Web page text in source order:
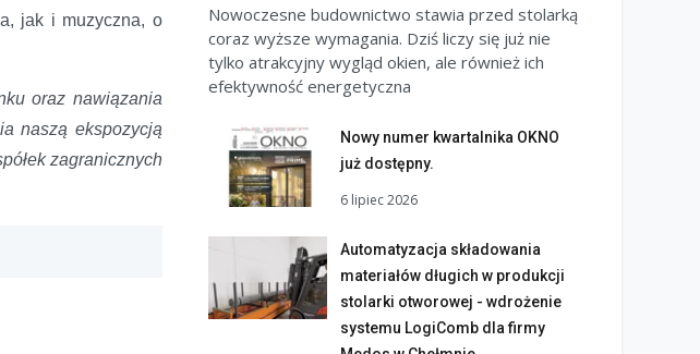
jak i muzyczna, o
oraz nawiązania
naszą ekspozycją
zagranicznych
Nowoczesne budownictwo stawia przed stolarką
coraz wyższe wymagania. Dziś liczy się już nie
tylko atrakcyjny wygląd okien, ale również ich
efektywność energetyczna
Nowy numer kwartalnika OKNO
już dostępny.
6 lipiec 2026
Automatyzacja składowania
materiałów długich w produkcji
stolarki otworowej - wdrożenie
systemu LogiComb dla firmy